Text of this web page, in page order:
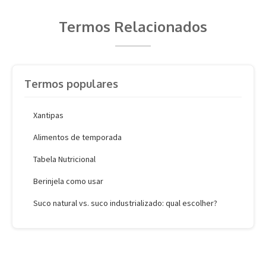
Termos Relacionados
Termos populares
Xantipas
Alimentos de temporada
Tabela Nutricional
Berinjela como usar
Suco natural vs. suco industrializado: qual escolher?